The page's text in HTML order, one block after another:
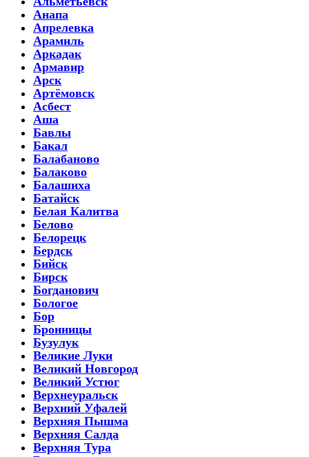
Анапа
Апрелевка
Арамиль
Аркадак
Армавир
Арск
Артёмовск
Асбест
Аша
Бавлы
Бакал
Балабаново
Балаково
Балашиха
Батайск
Белая Калитва
Белово
Белорецк
Бердск
Бийск
Бирск
Богданович
Бологое
Бор
Бронницы
Бузулук
Великие Луки
Великий Новгород
Великий Устюг
Верхнеуральск
Верхний Уфалей
Верхняя Пышма
Верхняя Салда
Верхняя Тура